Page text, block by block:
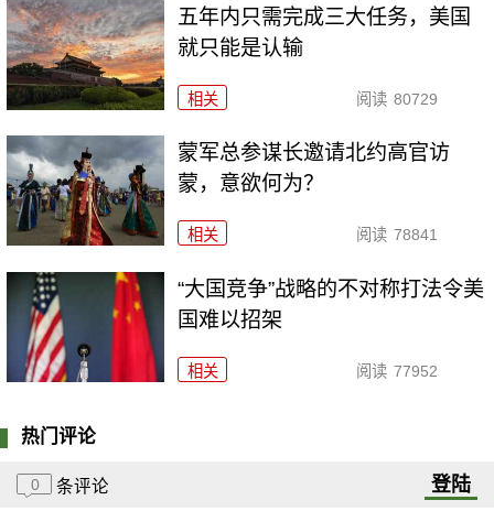
五年内只需完成三大任务，美国
就只能是认输
相关 阅读 80729
​蒙军总参谋长邀请北约高官访
蒙，意欲何为？
相关 阅读 78841
“大国竞争”战略的不对称打法令美
国难以招架
相关 阅读 77952
热门评论
0 条评论 登陆